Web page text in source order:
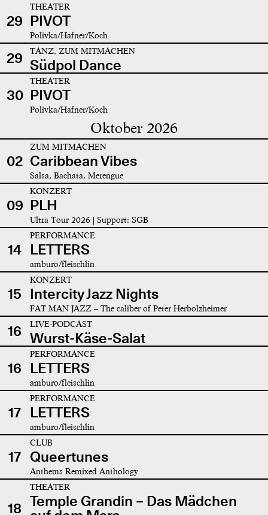
29
THEATER
PIVOT
Polivka/Hafner/Koch
29 TANZ, ZUM MITMACHEN
Südpol Dance
30
THEATER
PIVOT
Polivka/Hafner/Koch
Oktober 2026
02
ZUM MITMACHEN
Caribbean Vibes
Salsa, Bachata, Merengue
09
KONZERT
PLH
Ultra Tour 2026 | Support: SGB
14
PERFORMANCE
LETTERS
amburo/fleischlin
15
KONZERT
Intercity Jazz Nights
FAT MAN JAZZ – The caliber of Peter Herbolzheimer
16 LIVE-PODCAST
Wurst-Käse-Salat
16
PERFORMANCE
LETTERS
amburo/fleischlin
17
PERFORMANCE
LETTERS
amburo/fleischlin
17
CLUB
Queertunes
Anthems Remixed Anthology
18
THEATER
Temple Grandin – Das Mädchen